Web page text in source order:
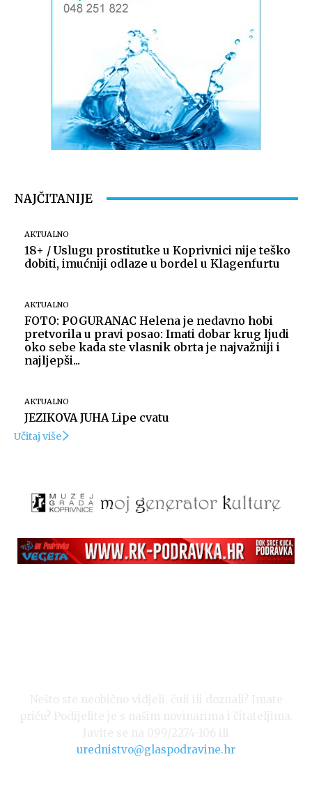
NAJČITANIJE
AKTUALNO
18+ / Uslugu prostitutke u Koprivnici nije teško
dobiti, imućniji odlaze u bordel u Klagenfurtu
AKTUALNO
FOTO: POGURANAC Helena je nedavno hobi
pretvorila u pravi posao: Imati dobar krug ljudi
oko sebe kada ste vlasnik obrta je najvažniji i
najljepši...
AKTUALNO
JEZIKOVA JUHA Lipe cvatu
Učitaj više
urednistvo@glaspodravine.hr